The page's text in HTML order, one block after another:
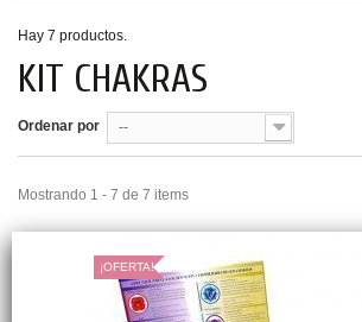
Hay 7 productos.
KIT CHAKRAS
Ordenar por --
Mostrando 1 - 7 de 7 items
¡OFERTA!